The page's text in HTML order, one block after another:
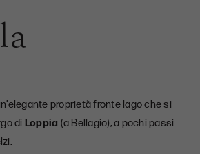
proprietà fronte lago che si
di Loppia (a Bellagio), a pochi passi